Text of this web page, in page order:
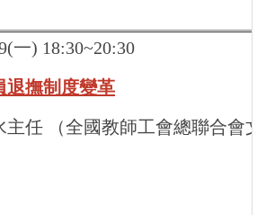
一) 18:30~20:30
退撫制度變革
主任
（全國教師工會總聯合會